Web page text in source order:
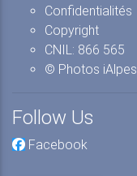
Confidentialités
Copyright
CNIL: 866 565
© Photos iAlpes
Follow Us
Facebook